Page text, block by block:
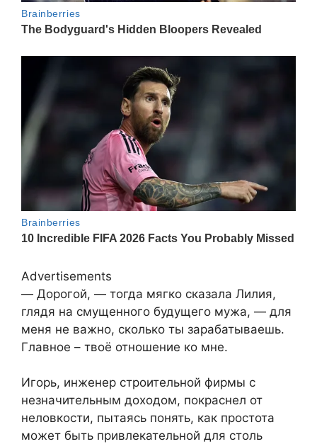
Advertisements
— Дорогой, — тогда мягко сказала Лилия,
глядя на смущенного будущего мужа, — для
меня не важно, сколько ты зарабатываешь.
Главное – твоё отношение ко мне.
Игорь, инженер строительной фирмы с
незначительным доходом, покраснел от
неловкости, пытаясь понять, как простота
может быть привлекательной для столь